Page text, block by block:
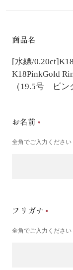
商品名
[水縹/
K18PinkGold
（19.5号 ピン
お名前
全角でご入力ください
フリガナ
全角でご入力ください